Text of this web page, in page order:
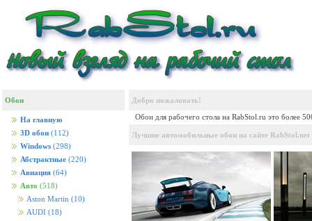
Обои
На главную
3D обои (112)
Windows (298)
Абстрактные (220)
Авиация (64)
Авто (518)
Aston Martin (10)
AUDI (18)
Добро пожаловать!
Обои для рабочего стола на RabStol.ru это более
Лучшие автомобильные обои на сайте RabStol.net